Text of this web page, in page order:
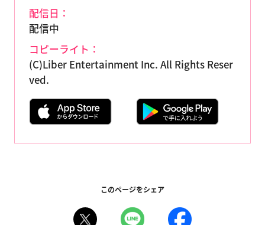
配信日：
配信中
コピーライト：
(C)Liber Entertainment Inc. All Rights Reser
ved.
このページをシェア